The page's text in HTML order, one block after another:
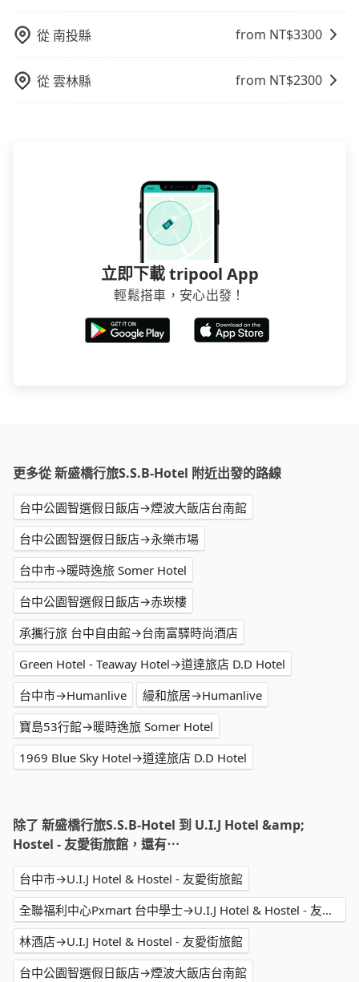
從 南投縣 from NT$3300
從雲林縣 from NT$2300
立即下載 tripool App
輕鬆搭車，安心出發！
更多從 新盛橋行旅S.S.B-Hotel 附近出發的路線
台中公園智選假日飯店→煙波大飯店台南館
台中公園智選假日飯店→永樂市場
台中市→暖時逸旅 Somer Hotel
台中公園智選假日飯店→赤崁樓
承攜行旅 台中自由館→台南富驛時尚酒店
Green Hotel - Teaway Hotel→道達旅店 D.D Hotel
台中市→Humanlive
縵和旅居→Humanlive
寶島53行館→暖時逸旅 Somer Hotel
1969 Blue Sky Hotel→道達旅店 D.D Hotel
除了 新盛橋行旅S.S.B-Hotel 到 U.I.J Hotel &amp;
Hostel - 友愛街旅館，還有⋯
台中市→U.I.J Hotel & Hostel - 友愛街旅館
全聯福利中心Pxmart 台中學士→U.I.J Hotel & Hostel - 友愛街旅館
林酒店→U.I.J Hotel & Hostel - 友愛街旅館
台中公園智選假日飯店→煙波大飯店台南館